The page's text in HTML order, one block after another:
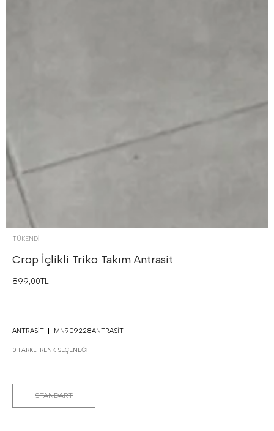
TÜKENDI
Crop İçlikli Triko Takım Antrasit
899,00TL
ANTRASIT MN909228ANTRASIT
0 FARKLI RENK SEÇENEĞI
STANDART